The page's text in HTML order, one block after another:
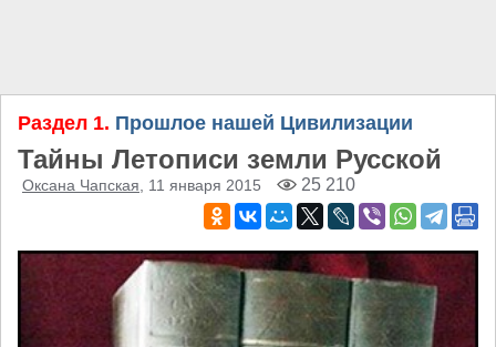
Раздел 1. Прошлое нашей Цивилизации
Тайны Летописи земли Русской
Оксана Чапская , 11 января 2015 25 210